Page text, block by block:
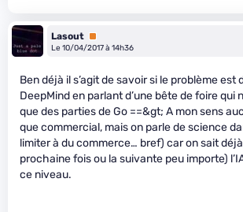
Lasout Premium
Le 10/04/2017 à 14h36
Ben déjà il s’agit de savoir si le problème est
DeepMind en parlant d’une bête de foire qui
que des parties de Go ==&gt; A mon sens
que commercial, mais on parle de science
limiter à du commerce… bref) car on sait déjà
prochaine fois ou la suivante peu importe)
ce niveau.